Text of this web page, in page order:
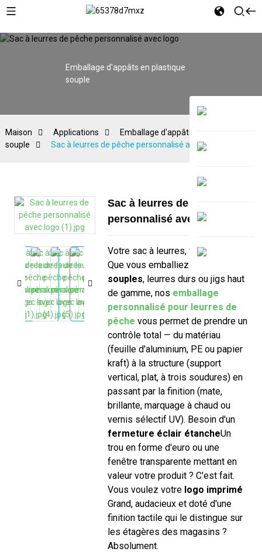
Emballage d'appâts en plastique
souple
Maison Applications
Emballage d'appâts en plastique
souple
Sac à leurres de pêche personnalisé avec logo
Sac à leurres de pêche
personnalisé avec logo
Votre sac à leurres, vos règles.
Que vous emballiez
souples, leurres durs ou jigs haut
de gamme, nos emballage
personnalisé pour leurres de
pêche vous permet de prendre un
contrôle total — du matériau
(feuille d'aluminium, PE ou papier
kraft) à la structure (support
vertical, plat, à trois soudures) en
passant par la finition (mate,
brillante, marquage à chaud ou
vernis sélectif UV). Besoin d'un
fermeture éclair étancheUn
trou en forme d'euro ou une
fenêtre transparente mettant en
valeur votre produit ? C'est fait.
Vous voulez votre logo imprimé
Grand, audacieux et doté d'une
finition tactile qui le distingue sur
les étagères des magasins ?
Absolument.